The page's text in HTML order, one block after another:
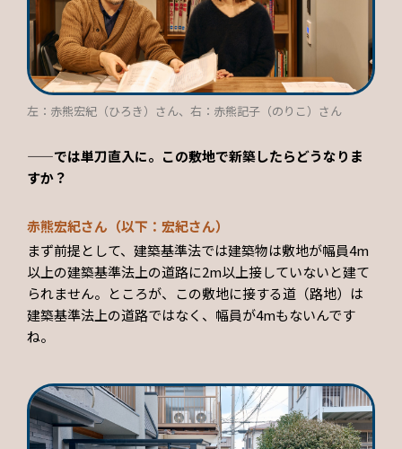
左：赤熊宏紀（ひろき）さん、右：赤熊記子（のりこ）さん
——では単刀直入に。この敷地で新築したらどうなりま
すか？
赤熊宏紀さん（以下：宏紀さん）
まず前提として、建築基準法では建築物は敷地が幅員4m
以上の建築基準法上の道路に2m以上接していないと建て
られません。ところが、この敷地に接する道（路地）は
建築基準法上の道路ではなく、幅員が4mもないんです
ね。